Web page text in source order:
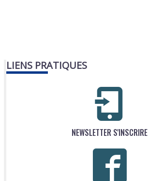
LIENS PRATIQUES
NEWSLETTER S'INSCRIRE